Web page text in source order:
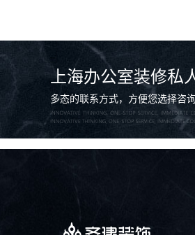
上海办公室装修私
多态的联系方式，方便您选择咨